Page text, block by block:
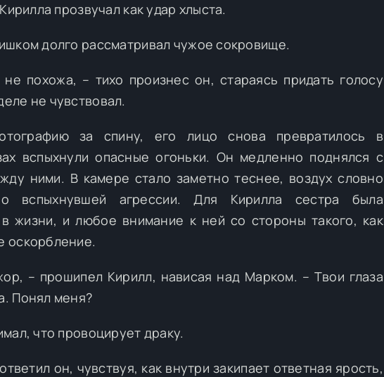
прозвучал как удар хлыста.
долго рассматривал чужое сокровище.
похожа, – тихо произнес он, стараясь придать голосу
не чувствовал.
за спину, его лицо снова превратилось в
вспыхнули опасные огоньки. Он медленно поднялся с
ними. В камере стало заметно теснее, воздух словно
вспыхнувшей агрессии. Для Кирилла сестра была
жизни, и любое внимание к ней со стороны такого, как
оскорбление.
– прошипел Кирилл, нависая над Марком. – Твои глаза
Понял меня?
что провоцирует драку.
он, чувствуя, как внутри закипает ответная ярость,